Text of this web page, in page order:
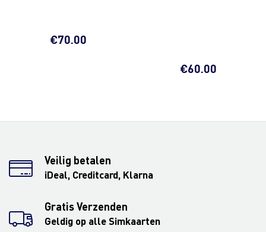
€70.00
€60.00
Veilig betalen
iDeal, Creditcard, Klarna
Gratis Verzenden
Geldig op alle Simkaarten